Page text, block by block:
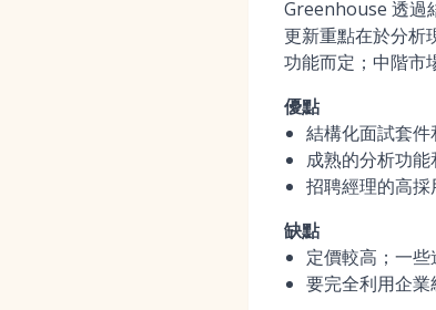
Greenhouse 透過
更新重點在於分析
功能而定；中階市
優點
結構化面試套
成熟的分析功
招聘經理的高
缺點
定價較高；一
要完全利用企